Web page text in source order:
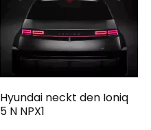
Hyundai neckt den Ioniq
5 N NPX1